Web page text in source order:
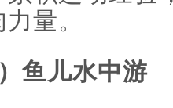
量。
儿水中游